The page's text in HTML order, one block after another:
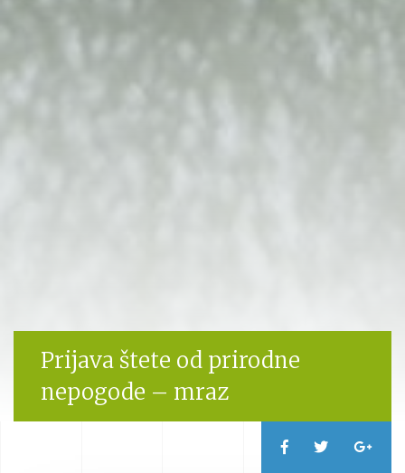
Prijava štete od prirodne
nepogode – mraz